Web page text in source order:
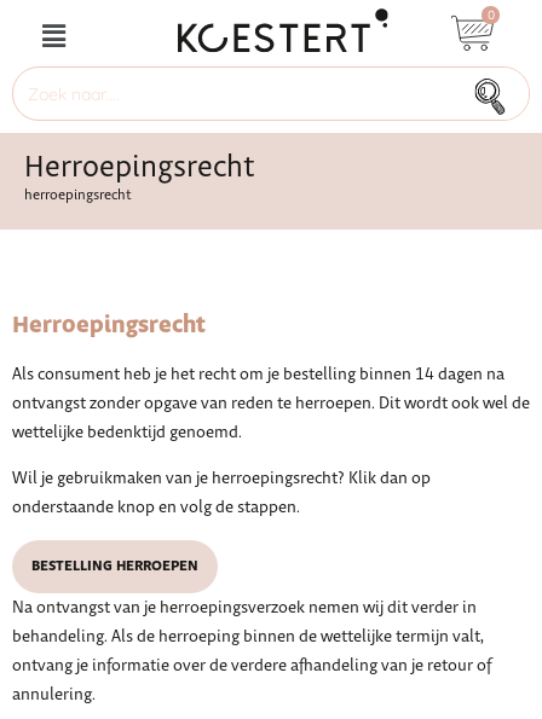
0
Herroepingsrecht
herroepingsrecht
Herroepingsrecht
Als consument heb je het recht om je bestelling binnen 14 dagen na
ontvangst zonder opgave van reden te herroepen. Dit wordt ook wel de
wettelijke bedenktijd genoemd.
Wil je gebruikmaken van je herroepingsrecht? Klik dan op
onderstaande knop en volg de stappen.
BESTELLING HERROEPEN
Na ontvangst van je herroepingsverzoek nemen wij dit verder in
behandeling. Als de herroeping binnen de wettelijke termijn valt,
ontvang je informatie over de verdere afhandeling van je retour of
annulering.